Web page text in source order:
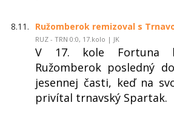
8.11. Ružomberok remizoval s
RUZ - TRN 0:0, 17.kolo | JK
V 17. kole Fortuna
Ružomberok posledný
jesennej časti, keď na
privítal trnavský Spartak.